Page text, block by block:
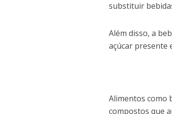
substituir
Além disso, a
açúcar presente
Alimentos como
compostos que